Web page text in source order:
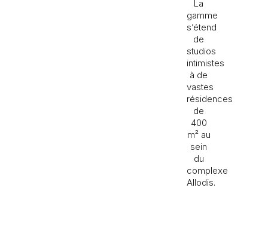
La
gamme
s’étend
de
studios
intimistes
à de
vastes
résidences
de
400
m² au
sein
du
complexe
Allodis.